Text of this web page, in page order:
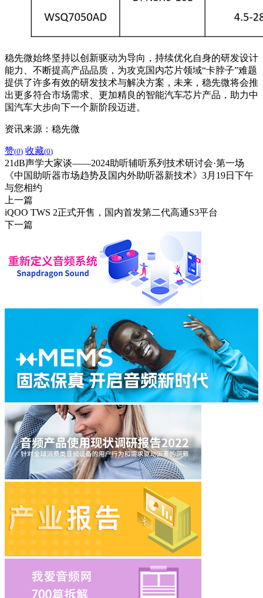
稳先微始终坚持以创新驱动为导向，持续优化自身的研发设计
能力、不断提高产品品质，为攻克国内芯片领域“卡脖子”难题
提供了许多有效的研发技术与解决方案，未来，稳先微将会推
出更多符合市场需求、更加精良的智能汽车芯片产品，助力中
国汽车大步向下一个新阶段迈进。
资讯来源：稳先微
赞(0) 收藏(0)
21dB声学大家谈——2024助听辅听系列技术研讨会·第一场
《中国助听器市场趋势及国内外助听器新技术》3月19日下午
与您相约
上一篇
iQOO TWS 2正式开售，国内首发第二代高通S3平台
下一篇